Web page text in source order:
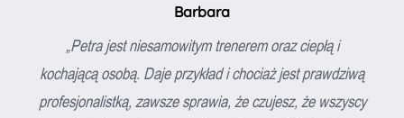
Barbara
„Petra jest niesamowitym trenerem oraz ciepłą i
kochającą osobą. Daje przykład i chociaż jest prawdziwą
profesjonalistką, zawsze sprawia, że czujesz, że wszyscy